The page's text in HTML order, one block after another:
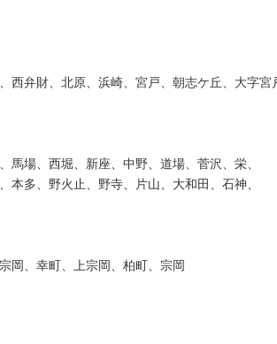
西弁財、北原、浜崎、宮戸、朝志ケ丘、大字宮
馬場、西堀、新座、中野、道場、菅沢、栄、
本多、野火止、野寺、片山、大和田、石神、
岡、幸町、上宗岡、柏町、宗岡